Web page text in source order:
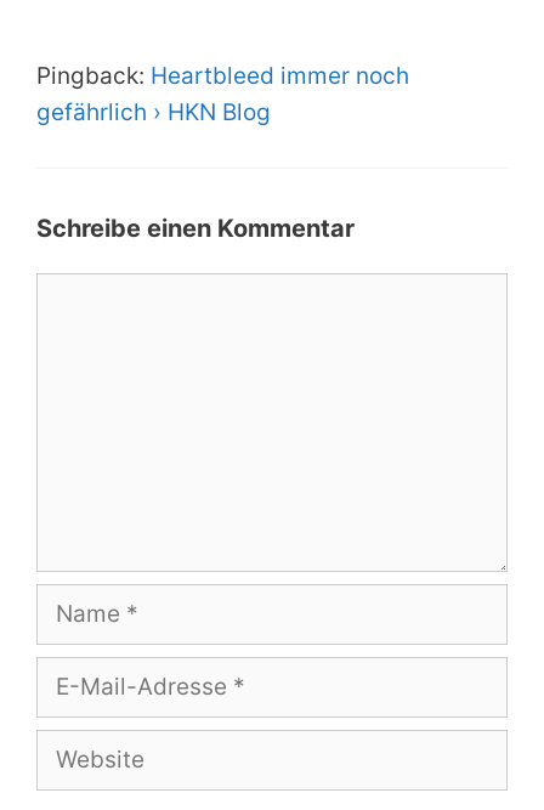
Pingback: Heartbleed immer noch
gefährlich › HKN Blog
Schreibe einen Kommentar
Name
E-
Mail-
Adresse
Website